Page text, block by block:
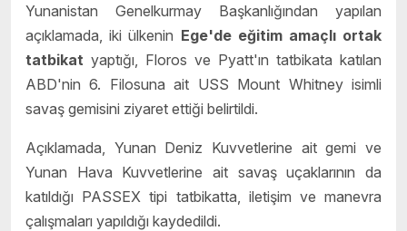
Yunanistan Genelkurmay Başkanlığından yapılan
açıklamada, iki ülkenin Ege'de eğitim amaçlı ortak
tatbikat yaptığı, Floros ve Pyatt'ın tatbikata katılan
ABD'nin 6. Filosuna ait USS Mount Whitney isimli
savaş gemisini ziyaret ettiği belirtildi.
Açıklamada, Yunan Deniz Kuvvetlerine ait gemi ve
Yunan Hava Kuvvetlerine ait savaş uçaklarının da
katıldığı PASSEX tipi tatbikatta, iletişim ve manevra
çalışmaları yapıldığı kaydedildi.